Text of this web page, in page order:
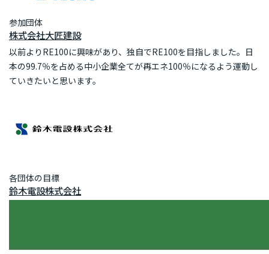
参加団体
株式会社大匠建設
以前よりRE100に興味があり、独自でRE100を目指しました。日
本の99.7％を占める中小企業全てが再エネ100％になるよう運動し
ていきたいと思います。
各団体の目標
鈴木電設株式会社